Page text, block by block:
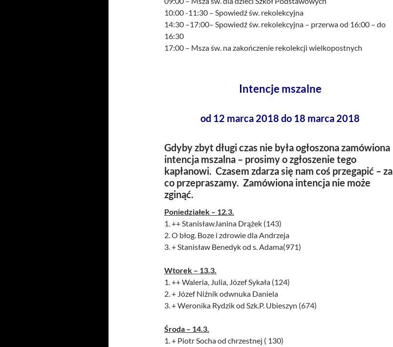
10:00 -11:30 – Spowiedź św. rekolekcyjna
14:30 –17:00– Spowiedź św. rekolekcyjna – przerwa od 16:00 – do
16:30
17:00 – Msza św. na zakończenie rekolekcji wielkopostnych
Intencje mszalne
od 12 marca 2018 do 18 marca 2018
Gdyby zbyt długi czas nie była ogłoszona zamówiona
intencja mszalna – prosimy o zgłoszenie tego
kapłanowi. Czasem zdarza się nam coś przegapić – za
co przepraszamy. Zamówiona intencja nie może
zginąć.
Poniedziałek – 12.3.
1. ++ StanisławJanina Drążek (143)
2. O błog. Boze i zdrowie dla Andrzeja
3. + Stanisław Benedyk od s. Adama(971)
Wtorek – 13.3.
1. ++ Waleria, Julia, Józef Sykała (124)
2. + Józef Niźnik odwnuka Daniela
3. + Weronika Rydzik od Szk.P. Ubieszyn (674)
Środa – 14.3.
1. + Piotr Socha od chrzestnej ( 130)